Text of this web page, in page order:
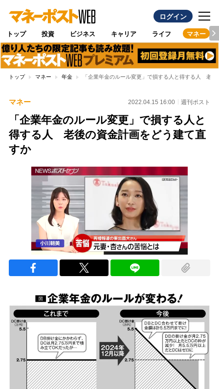
ログイン
トップ 投資 ビジネス キャリア ライフ マネー
トップ マネー 年金 「企業年金のルール変更」で損する人と得する人 老
マネー 2022.04.15 16:00 週刊ポスト
「企業年金のルール変更」で損する人と
得する人 老後の資金計画をどう建て直
すか